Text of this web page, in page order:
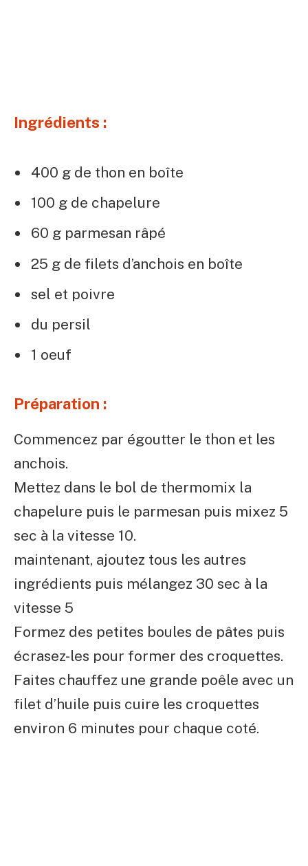
Ingrédients :
400 g de thon en boîte
100 g de chapelure
60 g parmesan râpé
25 g de filets d’anchois en boîte
sel et poivre
du persil
1 oeuf
Préparation :
Commencez par égoutter le thon et les
anchois.
Mettez dans le bol de thermomix la
chapelure puis le parmesan puis mixez 5
sec à la vitesse 10.
maintenant, ajoutez tous les autres
ingrédients puis mélangez 30 sec à la
vitesse 5
Formez des petites boules de pâtes puis
écrasez-les pour former des croquettes.
Faites chauffez une grande poêle avec un
filet d’huile puis cuire les croquettes
environ 6 minutes pour chaque coté.